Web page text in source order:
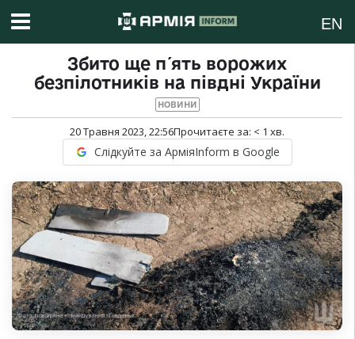
EN
Збито ще п′ять ворожих
безпілотників на півдні України
НОВИНИ
20 Травня 2023, 22:56Прочитаєте за: < 1 хв.
Слідкуйте за АрміяInform в Google